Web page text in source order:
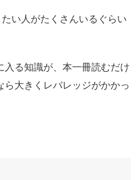
い人がたくさんいるぐらい
る知識が、本一冊読むだけ
大きくレバレッジがかかっ